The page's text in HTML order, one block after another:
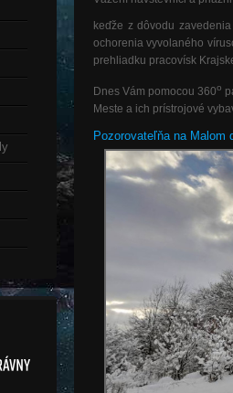
keďže z dôvodu
ochorenia vyvolaného
prehliadku pracovísk
Dnes Vám pomocou 360o
Meste a ich prístrojové
Pozorovateľňa na Malom